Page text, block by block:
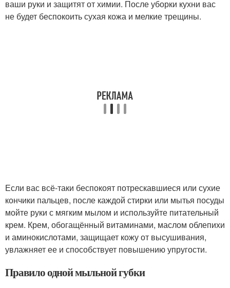
ваши руки и защитят от химии. После уборки кухни вас
не будет беспокоить сухая кожа и мелкие трещины.
Если вас всё-таки беспокоят потрескавшиеся или сухие
кончики пальцев, после каждой стирки или мытья посуды
мойте руки с мягким мылом и используйте питательный
крем. Крем, обогащённый витаминами, маслом облепихи
и аминокислотами, защищает кожу от высушивания,
увлажняет ее и способствует повышению упругости.
Правило одной мыльной губки